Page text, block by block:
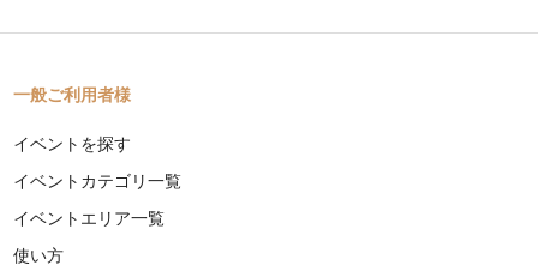
一般ご利用者様
イベントを探す
イベントカテゴリ一覧
イベントエリア一覧
使い方